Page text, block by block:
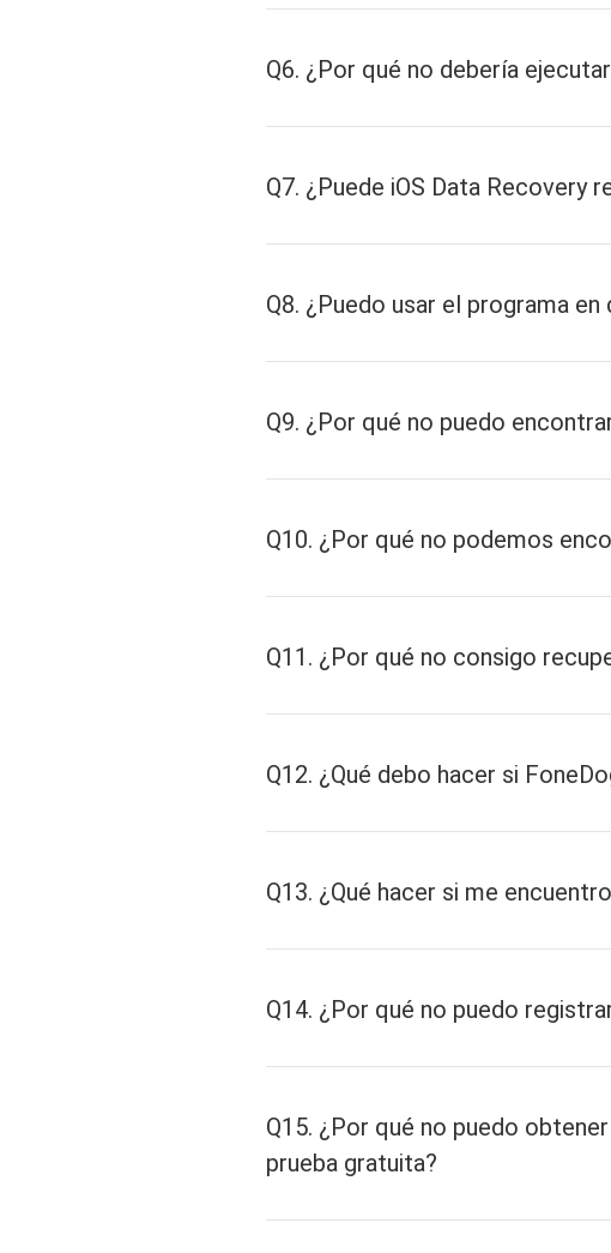
Q6. ¿Por qué no debería
Q7. ¿Puede iOS Data Recovery
Q8. ¿Puedo usar el programa
Q9. ¿Por qué no puedo
Q10. ¿Por qué no podemos
Q11. ¿Por qué no consigo
Q12. ¿Qué debo hacer si
Q13. ¿Qué hacer si me
Q14. ¿Por qué no puedo
Q15. ¿Por qué no puedo
prueba gratuita?